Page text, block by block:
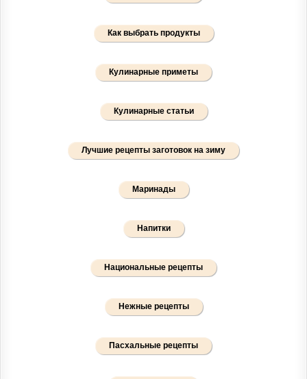
Как выбрать продукты
Кулинарные приметы
Кулинарные статьи
Лучшие рецепты заготовок на зиму
Маринады
Напитки
Национальные рецепты
Нежные рецепты
Пасхальные рецепты